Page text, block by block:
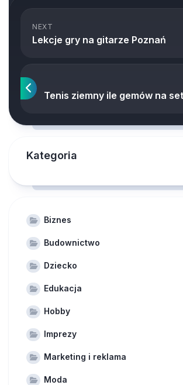
NEXT
Lekcje gry na gitarze Poznań
Tenis ziemny ile gemów na
Kategoria
Biznes
Budownictwo
Dziecko
Edukacja
Hobby
Imprezy
Marketing i reklama
Moda